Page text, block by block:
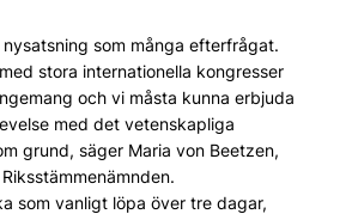
nysatsning som många efterfrågat.
stora internationella kongresser
och vi måsta kunna erbjuda
med det vetenskapliga
grund, säger Maria von Beetzen,
som vanligt löpa över tre dagar,